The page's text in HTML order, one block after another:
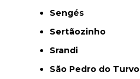
Sengés
Sertãozinho
Srandi
São Pedro do Turvo